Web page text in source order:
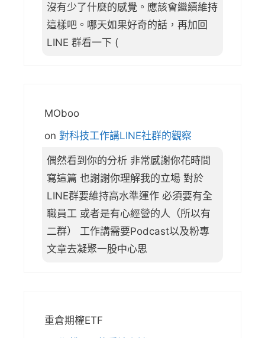
沒有少了什麼的感覺。應該會繼續維持
這樣吧。哪天如果好奇的話，再加回
LINE 群看一下 (
MOboo
on 對科技工作講LINE社群的觀察
偶然看到你的分析 非常感謝你花時間
寫這篇 也謝謝你理解我的立場 對於
LINE群要維持高水準運作 必須要有全
職員工 或者是有心經營的人（所以有
二群） 工作講需要Podcast以及粉專
文章去凝聚一股中心思
重倉期權ETF